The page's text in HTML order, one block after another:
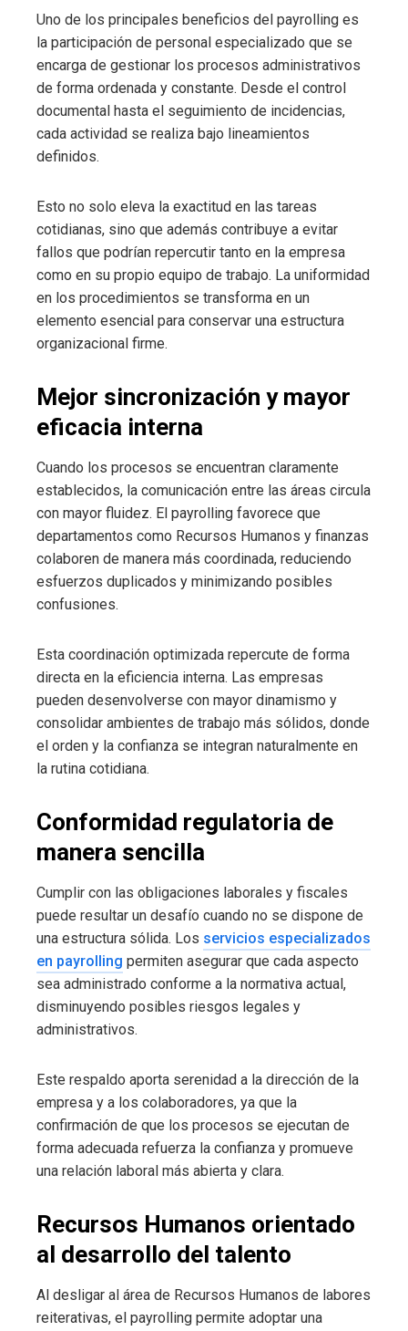
Uno de los principales beneficios del payrolling es
la participación de personal especializado que se
encarga de gestionar los procesos administrativos
de forma ordenada y constante. Desde el control
documental hasta el seguimiento de incidencias,
cada actividad se realiza bajo lineamientos
definidos.
Esto no solo eleva la exactitud en las tareas
cotidianas, sino que además contribuye a evitar
fallos que podrían repercutir tanto en la empresa
como en su propio equipo de trabajo. La uniformidad
en los procedimientos se transforma en un
elemento esencial para conservar una estructura
organizacional firme.
Mejor sincronización y mayor
eficacia interna
Cuando los procesos se encuentran claramente
establecidos, la comunicación entre las áreas circula
con mayor fluidez. El payrolling favorece que
departamentos como Recursos Humanos y finanzas
colaboren de manera más coordinada, reduciendo
esfuerzos duplicados y minimizando posibles
confusiones.
Esta coordinación optimizada repercute de forma
directa en la eficiencia interna. Las empresas
pueden desenvolverse con mayor dinamismo y
consolidar ambientes de trabajo más sólidos, donde
el orden y la confianza se integran naturalmente en
la rutina cotidiana.
Conformidad regulatoria de
manera sencilla
Cumplir con las obligaciones laborales y fiscales
puede resultar un desafío cuando no se dispone de
una estructura sólida. Los servicios especializados
en payrolling permiten asegurar que cada aspecto
sea administrado conforme a la normativa actual,
disminuyendo posibles riesgos legales y
administrativos.
Este respaldo aporta serenidad a la dirección de la
empresa y a los colaboradores, ya que la
confirmación de que los procesos se ejecutan de
forma adecuada refuerza la confianza y promueve
una relación laboral más abierta y clara.
Recursos Humanos orientado
al desarrollo del talento
Al desligar al área de Recursos Humanos de labores
reiterativas, el payrolling permite adoptar una